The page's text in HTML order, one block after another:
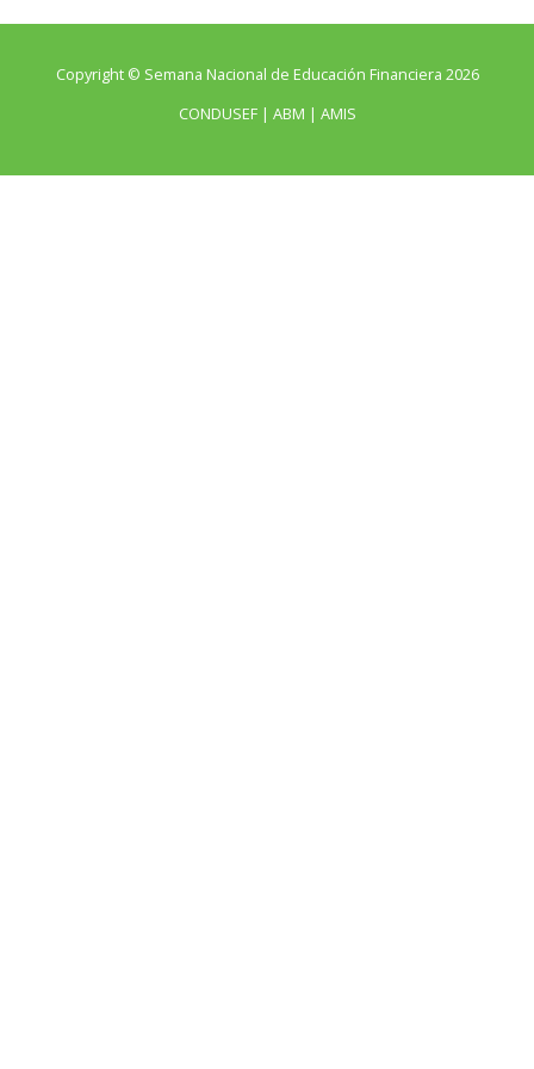
Copyright © Semana Nacional de Educación Financiera 2026
CONDUSEF | ABM | AMIS